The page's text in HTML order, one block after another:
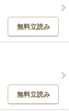
無料立読み
無料立読み